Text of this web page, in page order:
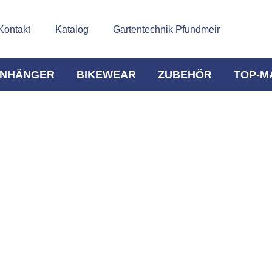
Katalog Gartentechnik Pfundmeir
BIKEWEAR ZUBEHÖR TOP-